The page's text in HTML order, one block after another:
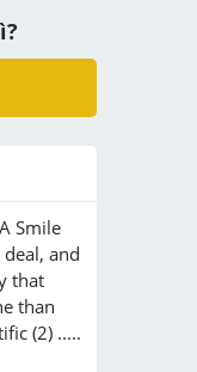
Smile
and
that
than
(2) .....